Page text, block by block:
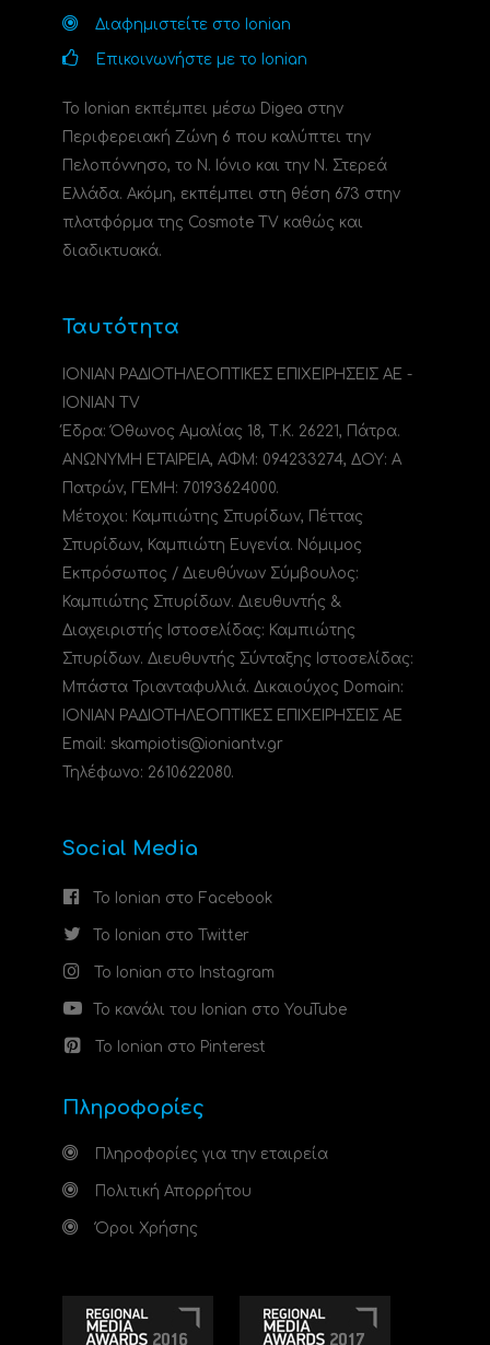
Διαφημιστείτε στο Ionian
Επικοινωνήστε με το Ionian
Το Ionian εκπέμπει μέσω Digea στην
Περιφερειακή Ζώνη 6 που καλύπτει την
Πελοπόννησο, το N. Ιόνιο και την Ν. Στερεά
Ελλάδα. Ακόμη, εκπέμπει στη θέση 673 στην
πλατφόρμα της Cosmote TV καθώς και
διαδικτυακά.
Ταυτότητα
ΙΟΝΙΑΝ ΡΑΔΙΟΤΗΛΕΟΠΤΙΚΕΣ ΕΠΙΧΕΙΡΗΣΕΙΣ ΑΕ -
IONIAN TV
Έδρα: Όθωνος Αμαλίας 18, Τ.Κ. 26221, Πάτρα.
ΑΝΩΝΥΜΗ ΕΤΑΙΡΕΙΑ, ΑΦΜ: 094233274, ΔΟΥ: A
Πατρών, ΓΕΜΗ: 70193624000.
Μέτοχοι: Καμπιώτης Σπυρίδων, Πέττας
Σπυρίδων, Καμπιώτη Ευγενία. Νόμιμος
Εκπρόσωπος / Διευθύνων Σύμβουλος:
Καμπιώτης Σπυρίδων. Διευθυντής &
Διαχειριστής Ιστοσελίδας: Καμπιώτης
Σπυρίδων. Διευθυντής Σύνταξης Ιστοσελίδας:
Μπάστα Τριανταφυλλιά. Δικαιούχος Domain:
ΙΟΝΙΑΝ ΡΑΔΙΟΤΗΛΕΟΠΤΙΚΕΣ ΕΠΙΧΕΙΡΗΣΕΙΣ ΑΕ
Email: skampiotis@ioniantv.gr
Τηλέφωνο: 2610622080.
Social Media
Το Ionian στο Facebook
Το Ionian στο Twitter
Το Ionian στο Instagram
Το κανάλι του Ionian στο YouTube
Το Ionian στο Pinterest
Πληροφορίες
Πληροφορίες για την εταιρεία
Πολιτική Απορρήτου
Όροι Χρήσης